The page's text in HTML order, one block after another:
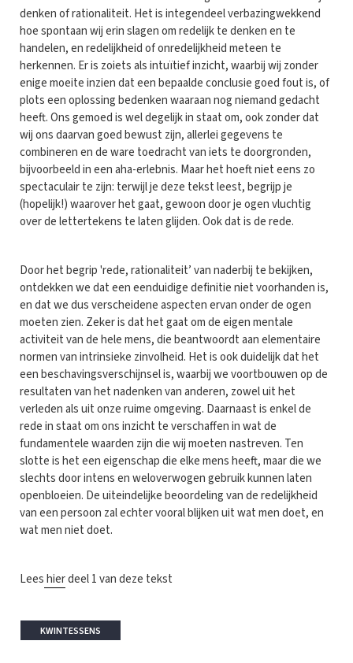
denken of rationaliteit. Het is integendeel verbazingwekkend
hoe spontaan wij erin slagen om redelijk te denken en te
handelen, en redelijkheid of onredelijkheid meteen te
herkennen. Er is zoiets als intuïtief inzicht, waarbij wij zonder
enige moeite inzien dat een bepaalde conclusie goed fout is, of
plots een oplossing bedenken waaraan nog niemand gedacht
heeft. Ons gemoed is wel degelijk in staat om, ook zonder dat
wij ons daarvan goed bewust zijn, allerlei gegevens te
combineren en de ware toedracht van iets te doorgronden,
bijvoorbeeld in een aha-erlebnis. Maar het hoeft niet eens zo
spectaculair te zijn: terwijl je deze tekst leest, begrijp je
(hopelijk!) waarover het gaat, gewoon door je ogen vluchtig
over de lettertekens te laten glijden. Ook dat is de rede.
Door het begrip 'rede, rationaliteit’ van naderbij te bekijken,
ontdekken we dat een eenduidige definitie niet voorhanden is,
en dat we dus verscheidene aspecten ervan onder de ogen
moeten zien. Zeker is dat het gaat om de eigen mentale
activiteit van de hele mens, die beantwoordt aan elementaire
normen van intrinsieke zinvolheid. Het is ook duidelijk dat het
een beschavingsverschijnsel is, waarbij we voortbouwen op de
resultaten van het nadenken van anderen, zowel uit het
verleden als uit onze ruime omgeving. Daarnaast is enkel de
rede in staat om ons inzicht te verschaffen in wat de
fundamentele waarden zijn die wij moeten nastreven. Ten
slotte is het een eigenschap die elke mens heeft, maar die we
slechts door intens en weloverwogen gebruik kunnen laten
openbloeien. De uiteindelijke beoordeling van de redelijkheid
van een persoon zal echter vooral blijken uit wat men doet, en
wat men niet doet.
Leeshierdeel 1 van deze tekst
KWINTESSENS